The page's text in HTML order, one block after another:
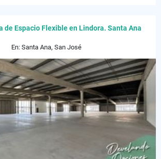
de Espacio Flexible en Lindora. Santa Ana
En: Santa Ana, San José